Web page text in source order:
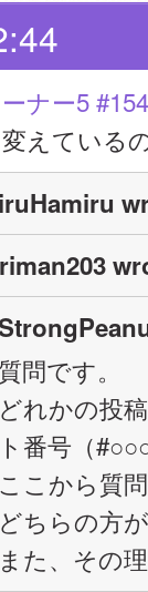
ナー5
えている
質問です。
どれかの投
ト番号（
ここから質
どちらの方
また、その